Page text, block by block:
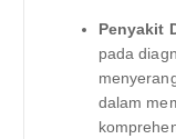
Penyakit
pada
dalam